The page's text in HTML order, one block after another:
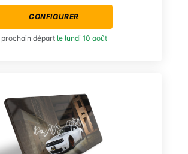
CONFIGURER
prochain départ le lundi 10 août